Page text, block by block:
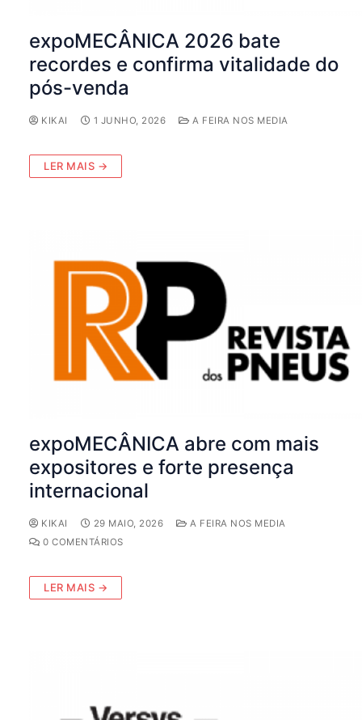
expoMECÂNICA 2026 bate
recordes e confirma vitalidade do
pós-venda
KIKAI 1 JUNHO, 2026 A FEIRA NOS MEDIA
LER MAIS →
expoMECÂNICA abre com mais
expositores e forte presença
internacional
KIKAI 29 MAIO, 2026
A FEIRA NOS MEDIA
0 COMENTÁRIOS
LER MAIS →